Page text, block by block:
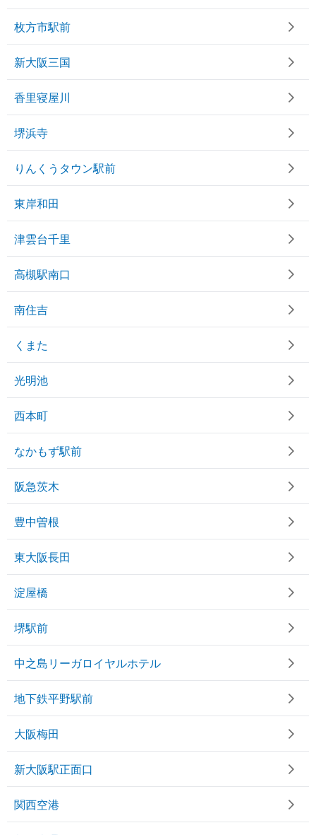
枚方市駅前
新大阪三国
香里寝屋川
堺浜寺
りんくうタウン駅前
東岸和田
津雲台千里
高槻駅南口
南住吉
くまた
光明池
西本町
なかもず駅前
阪急茨木
豊中曽根
東大阪長田
淀屋橋
堺駅前
中之島リーガロイヤルホテル
地下鉄平野駅前
大阪梅田
新大阪駅正面口
関西空港